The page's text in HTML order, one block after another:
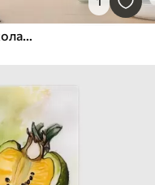
Зламані шматочки та крихти шоколаду різної форми